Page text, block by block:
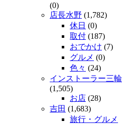
(0)
店長水野 (1,782)
休日 (0)
取付 (187)
おでかけ (7)
グルメ (0)
色々 (24)
インストーラー三輪
(1,505)
お店 (28)
吉田 (1,683)
旅行・グルメ